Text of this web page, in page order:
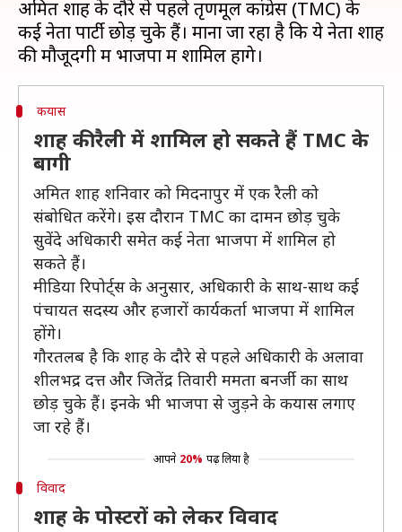
अमित शाह के दौरे से पहले तृणमूल कांग्रेस (TMC) के
कई नेता पार्टी छोड़ चुके हैं। माना जा रहा है कि ये नेता शाह
कयास
शाह की रैली में शामिल हो सकते हैं TMC के
बागी
अमित शाह शनिवार को मिदनापुर में एक रैली को
संबोधित करेंगे। इस दौरान TMC का दामन छोड़ चुके
सुवेंदे अधिकारी समेत कई नेता भाजपा में शामिल हो
सकते हैं।
मीडिया रिपोर्ट्स के अनुसार, अधिकारी के साथ-साथ कई
पंचायत सदस्य और हजारों कार्यकर्ता भाजपा में शामिल
होंगे।
गौरतलब है कि शाह के दौरे से पहले अधिकारी के अलावा
शीलभद्र दत्त और जितेंद्र तिवारी ममता बनर्जी का साथ
छोड़ चुके हैं। इनके भी भाजपा से जुड़ने के कयास लगाए
जा रहे हैं।
आपने 20% पढ़ लिया है
विवाद
शाह के पोस्टरों को लेकर विवाद